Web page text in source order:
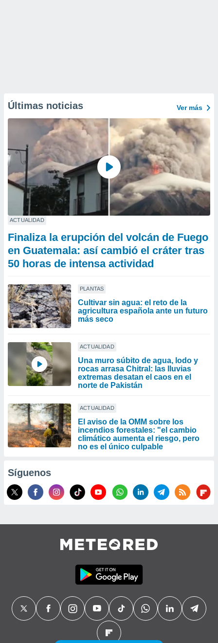
Últimas noticias Ver más
ACTUALIDAD
Finaliza la erupción del volcán de Fuego
en Guatemala: así cambió el cráter tras
50 horas de intensa actividad
PLANTAS
Cultivar sin agua: el reto de la
agricultura española ante un futuro
más seco
ACTUALIDAD
Una muro súbito de agua, lodo y
rocas arrasa Chitral: las lluvias
extremas desatan el caos en el
norte de Pakistán
ACTUALIDAD
El aviso de la OMM sobre los
incendios forestales: "el cambio
climático aumenta el riesgo, pero
no es el único culpable
Síguenos